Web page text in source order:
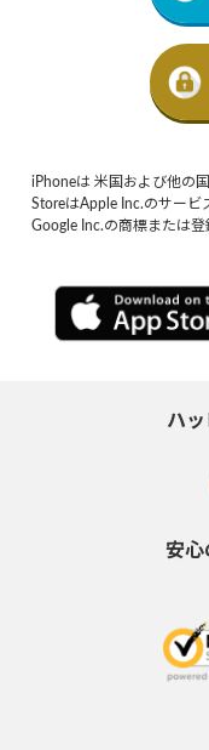
iPhoneは 米国および他の
StoreはApple Inc.のサービ
Google Inc.の商標または登
ハッ
安心